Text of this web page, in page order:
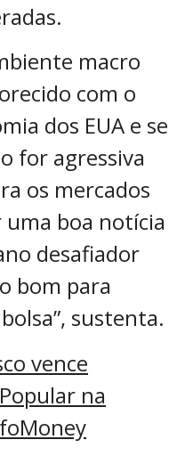
macro
com o
dos EUA e se
for agressiva
os mercados
boa notícia
desafiador
bom para
sustenta.
vence
na